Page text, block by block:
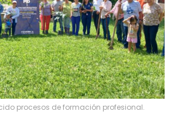
procesos de formación profesional.